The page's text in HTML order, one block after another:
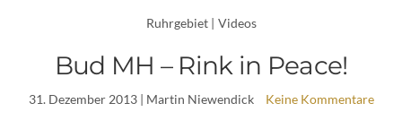
Ruhrgebiet | Videos
Bud MH – Rink in Peace!
31. Dezember 2013| Martin Niewendick Keine Kommentare